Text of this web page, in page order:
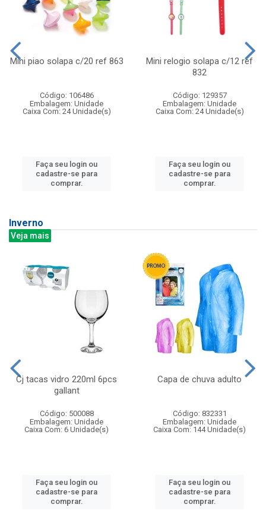
Mini piao solapa c/20 ref 863
Código: 106486
Embalagem: Unidade
Caixa Com: 24 Unidade(s)
Faça seu login ou
cadastre-se para
comprar.
Mini relogio solapa c/12 ref
832
Código: 129357
Embalagem: Unidade
Caixa Com: 24 Unidade(s)
Faça seu login ou
cadastre-se para
comprar.
Inverno
Veja mais
Cj tacas vidro 220ml 6pcs
gallant
Código: 500088
Embalagem: Unidade
Caixa Com: 6 Unidade(s)
Faça seu login ou
cadastre-se para
comprar.
Capa de chuva adulto
Código: 832331
Embalagem: Unidade
Caixa Com: 144 Unidade(s)
Faça seu login ou
cadastre-se para
comprar.